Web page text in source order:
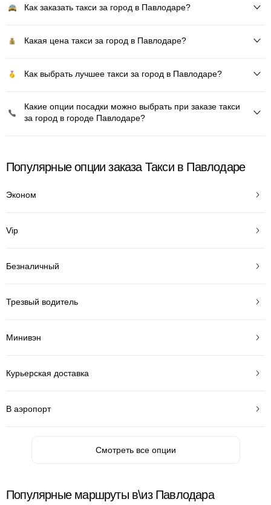
Как заказать такси за город в Павлодаре?
Какая цена такси за город в Павлодаре?
Как выбрать лучшее такси за город в Павлодаре?
Какие опции посадки можно выбрать при заказе такси
за город в городе Павлодаре?
Популярные опции заказа Такси в Павлодаре
Эконом
Vip
Безналичный
Трезвый водитель
Минивэн
Курьерская доставка
В аэропорт
Смотреть все опции
Популярные маршруты в\из Павлодара